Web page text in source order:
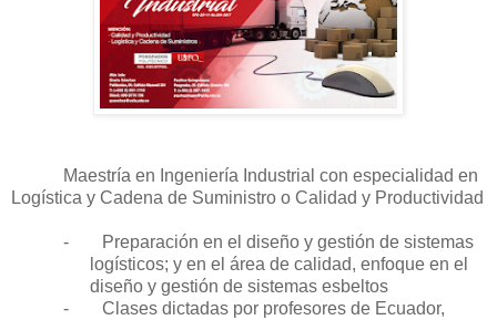
Maestría en Ingeniería Industrial con especialidad en
Logística y Cadena de Suministro o Calidad y Productividad
-
Preparación en el diseño y gestión de sistemas
logísticos; y en el área de calidad, enfoque en el
diseño y gestión de sistemas esbeltos
-
Clases dictadas por profesores de Ecuador,